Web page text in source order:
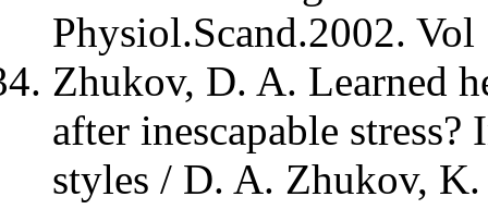
Physiol.Scand.2002.
Zhukov, D. A. Learned
after inescapable
styles / D. A. Zhukov,